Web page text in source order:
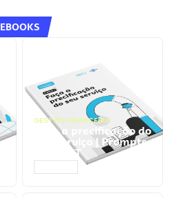
EBOOKS
GESTÃO FINANCEIRA
Faça a precificação do
seu serviço | Prompts
ChatGPT